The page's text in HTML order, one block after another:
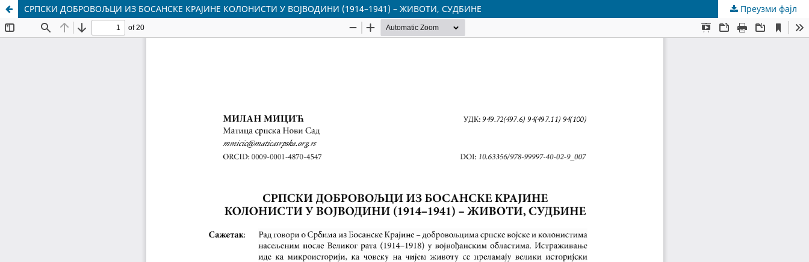
СРПСКИ ДОБРОВОЉЦИ ИЗ БОСАНСКЕ КРАЈИНЕ КОЛОНИСТИ У ВОЈВОДИНИ (1914–1941) – ЖИВОТИ, СУДБИНЕ Преузми фајл